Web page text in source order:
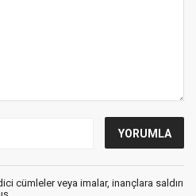
cümleler veya imalar, inançlara saldırı